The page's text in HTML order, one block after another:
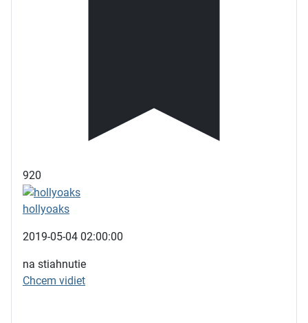
920
hollyoaks
2019-05-04 02:00:00
na stiahnutie
Chcem vidiet